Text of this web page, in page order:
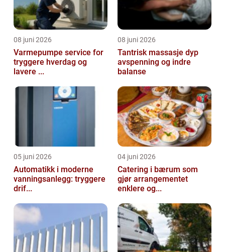
08 juni 2026
Varmepumpe service for
tryggere hverdag og
lavere ...
08 juni 2026
Tantrisk massasje dyp
avspenning og indre
balanse
05 juni 2026
Automatikk i moderne
vanningsanlegg: tryggere
drif...
04 juni 2026
Catering i bærum som
gjør arrangementet
enklere og...